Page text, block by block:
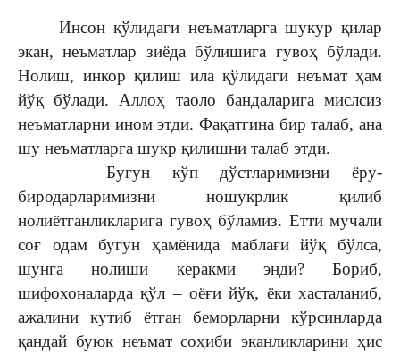
Инсон қўлидаги неъматларга шукур қилар
экан, неъматлар зиёда бўлишига гувоҳ бўлади.
Нолиш, инкор қилиш ила қўлидаги неъмат ҳам
йўқ бўлади. Аллоҳ таоло бандаларига мислсиз
неъматларни ином этди. Фақатгина бир талаб, ана
шу неъматларга шукр қилишни талаб этди.
Бугун кўп дўстларимизни ёру-
биродарларимизни ношукрлик қилиб
нолиётганликларига гувоҳ бўламиз. Етти мучали
соғ одам бугун ҳамёнида маблағи йўқ бўлса,
шунга нолиши керакми энди? Бориб,
шифохоналарда қўл – оёғи йўқ, ёки хасталаниб,
ажалини кутиб ётган беморларни кўрсинларда
қандай буюк неъмат соҳиби эканликларини ҳис